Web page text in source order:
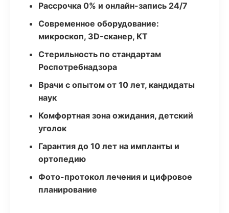
Рассрочка 0% и онлайн-запись 24/7
Современное оборудование:
микроскоп, 3D-сканер, КТ
Стерильность по стандартам
Роспотребнадзора
Врачи с опытом от 10 лет, кандидаты
наук
Комфортная зона ожидания, детский
уголок
Гарантия до 10 лет на импланты и
ортопедию
Фото-протокол лечения и цифровое
планирование